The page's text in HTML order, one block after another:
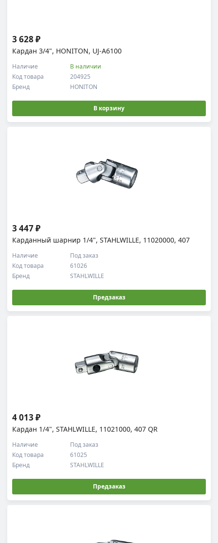
Кардан 3/4", HONITON, UJ-A6100
Код товара 204925
Наличие В наличии
Бренд HONITON
3 628 ₽
В корзину
Карданный шарнир 1/4", STAHLWILLE, 11020000, 407
Код товара 61026
Наличие Под заказ
Бренд STAHLWILLE
3 447 ₽
Предзаказ
Кардан 1/4", STAHLWILLE, 11021000, 407 QR
Код товара 61025
Наличие Под заказ
Бренд STAHLWILLE
4 013 ₽
Предзаказ